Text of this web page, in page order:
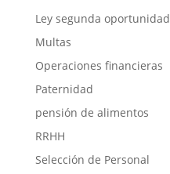
Ley segunda oportunidad
Multas
Operaciones financieras
Paternidad
pensión de alimentos
RRHH
Selección de Personal